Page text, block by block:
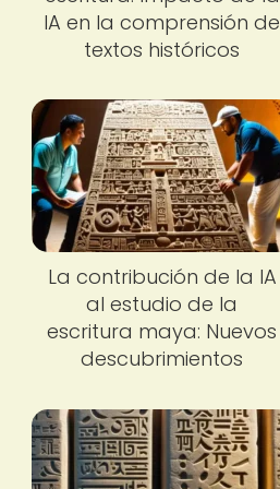
IA en la comprensión de
textos históricos
La contribución de la IA
al estudio de la
escritura maya: Nuevos
descubrimientos